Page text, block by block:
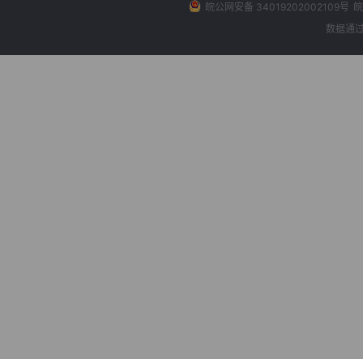
皖公网安备 34019202002109号
数据通